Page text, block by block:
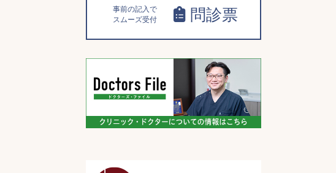
事前の記入で
スムーズ受付
問診票